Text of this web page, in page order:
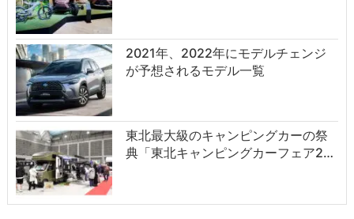
2021年、2022年にモデルチェンジ
が予想されるモデル一覧
東北最大級のキャンピングカーの祭
典「東北キャンピングカーフェア2…